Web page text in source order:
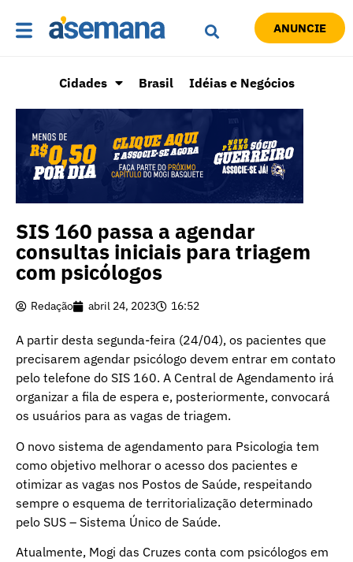
ANUNCIE
Cidades Brasil Idéias e Negócios
SIS 160 passa a agendar
consultas iniciais para triagem
com psicólogos
Redação abril 24, 2023 16:52
A partir desta segunda-feira (24/04), os pacientes que
precisarem agendar psicólogo devem entrar em contato
pelo telefone do SIS 160. A Central de Agendamento irá
organizar a fila de espera e, posteriormente, convocará
os usuários para as vagas de triagem.
O novo sistema de agendamento para Psicologia tem
como objetivo melhorar o acesso dos pacientes e
otimizar as vagas nos Postos de Saúde, respeitando
sempre o esquema de territorialização determinado
pelo SUS – Sistema Único de Saúde.
Atualmente, Mogi das Cruzes conta com psicólogos em